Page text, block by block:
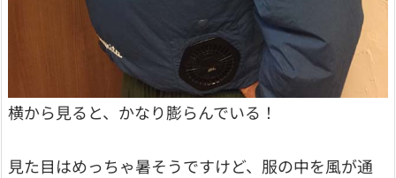
横から見ると、かなり膨らんでいる！
見た目はめっちゃ暑そうですけど、服の中を風が通